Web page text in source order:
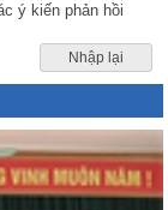
ý kiến phản hồi
Nhập lại